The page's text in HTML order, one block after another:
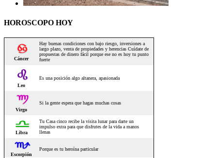
HOROSCOPO HOY